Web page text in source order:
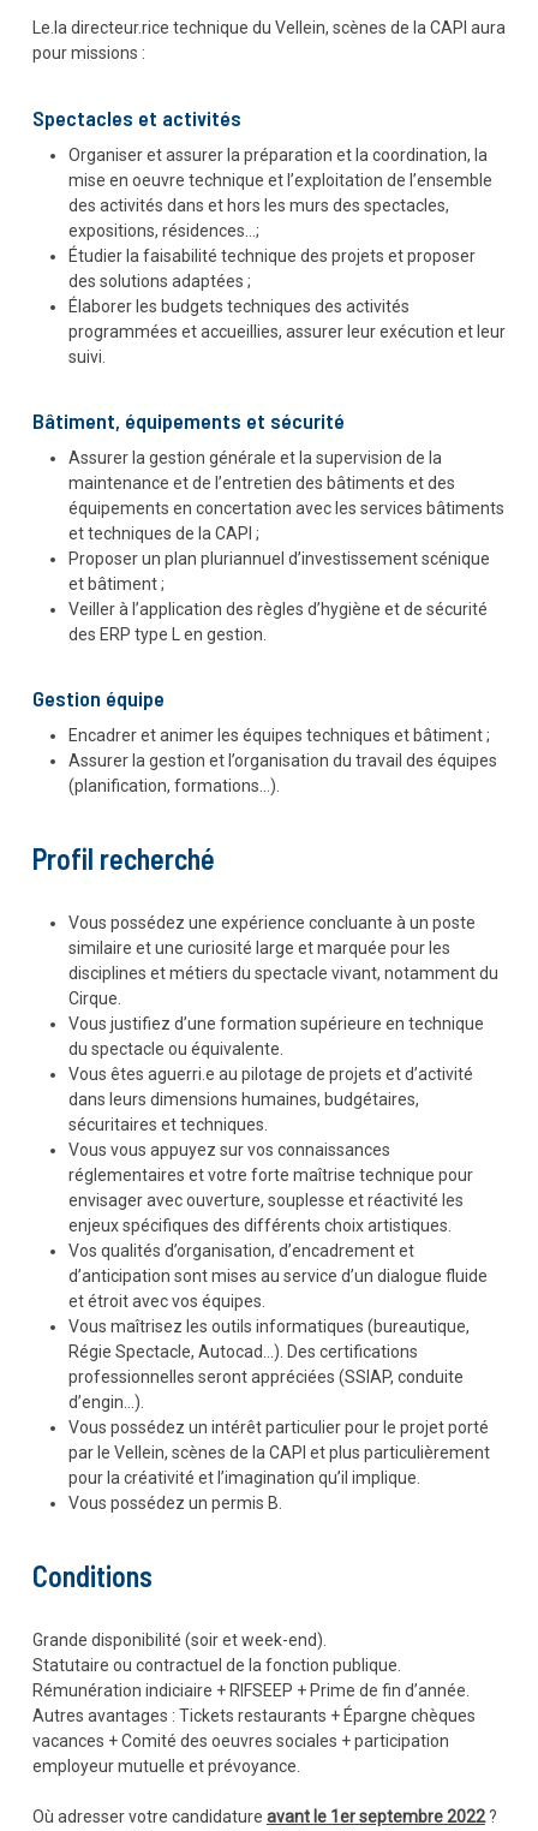
Le.la directeur.rice technique du Vellein, scènes de la CAPI aura
pour missions :
Spectacles et activités
Organiser et assurer la préparation et la coordination, la
mise en oeuvre technique et l’exploitation de l’ensemble
des activités dans et hors les murs des spectacles,
expositions, résidences…;
Étudier la faisabilité technique des projets et proposer
des solutions adaptées ;
Élaborer les budgets techniques des activités
programmées et accueillies, assurer leur exécution et leur
suivi.
Bâtiment, équipements et sécurité
Assurer la gestion générale et la supervision de la
maintenance et de l’entretien des bâtiments et des
équipements en concertation avec les services bâtiments
et techniques de la CAPI ;
Proposer un plan pluriannuel d’investissement scénique
et bâtiment ;
Veiller à l’application des règles d’hygiène et de sécurité
des ERP type L en gestion.
Gestion équipe
Encadrer et animer les équipes techniques et bâtiment ;
Assurer la gestion et l’organisation du travail des équipes
(planification, formations…).
Profil recherché
Vous possédez une expérience concluante à un poste
similaire et une curiosité large et marquée pour les
disciplines et métiers du spectacle vivant, notamment du
Cirque.
Vous justifiez d’une formation supérieure en technique
du spectacle ou équivalente.
Vous êtes aguerri.e au pilotage de projets et d’activité
dans leurs dimensions humaines, budgétaires,
sécuritaires et techniques.
Vous vous appuyez sur vos connaissances
réglementaires et votre forte maîtrise technique pour
envisager avec ouverture, souplesse et réactivité les
enjeux spécifiques des différents choix artistiques.
Vos qualités d’organisation, d’encadrement et
d’anticipation sont mises au service d’un dialogue fluide
et étroit avec vos équipes.
Vous maîtrisez les outils informatiques (bureautique,
Régie Spectacle, Autocad…). Des certifications
professionnelles seront appréciées (SSIAP, conduite
d’engin…).
Vous possédez un intérêt particulier pour le projet porté
par le Vellein, scènes de la CAPI et plus particulièrement
pour la créativité et l’imagination qu’il implique.
Vous possédez un permis B.
Conditions
Grande disponibilité (soir et week-end).
Statutaire ou contractuel de la fonction publique.
Rémunération indiciaire + RIFSEEP + Prime de fin d’année.
Autres avantages : Tickets restaurants + Épargne chèques
vacances + Comité des oeuvres sociales + participation
employeur mutuelle et prévoyance.
Où adresser votre candidature avant le 1er septembre 2022?